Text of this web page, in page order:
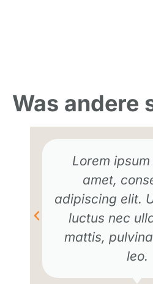
Was andere
Lorem
amet,
adipiscing elit.
luctus nec
mattis,
leo.